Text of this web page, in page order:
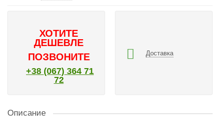
ХОТИТЕ
ДЕШЕВЛЕ
ПОЗВОНИТЕ
+38 (067) 364 71
72
Доставка
Описание